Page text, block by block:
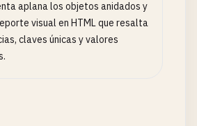
aplana los objetos anidados y
visual en HTML que resalta
claves únicas y valores